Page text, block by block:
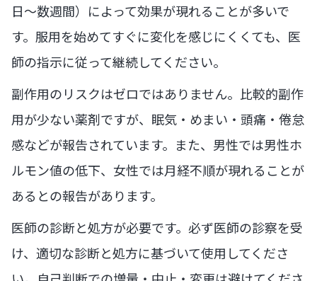
日〜数週間）によって効果が現れることが多いで
す。服用を始めてすぐに変化を感じにくくても、医
師の指示に従って継続してください。
副作用のリスクはゼロではありません。比較的副作
用が少ない薬剤ですが、眠気・めまい・頭痛・倦怠
感などが報告されています。また、男性では男性ホ
ルモン値の低下、女性では月経不順が現れることが
あるとの報告があります。
医師の診断と処方が必要です。必ず医師の診察を受
け、適切な診断と処方に基づいて使用してくださ